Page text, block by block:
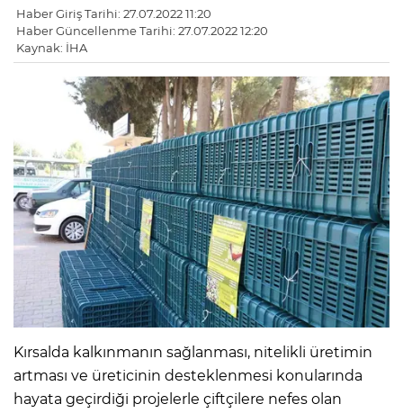
Haber Giriş Tarihi: 27.07.2022 11:20
Haber Güncellenme Tarihi: 27.07.2022 12:20
Kaynak: İHA
Kırsalda kalkınmanın sağlanması, nitelikli üretimin
artması ve üreticinin desteklenmesi konularında
hayata geçirdiği projelerle çiftçilere nefes olan